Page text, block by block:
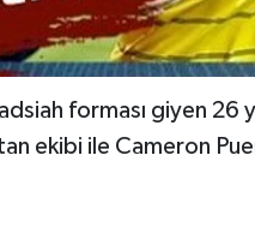
forması giyen 26
ekibi ile Cameron